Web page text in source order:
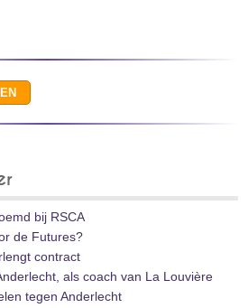
bij RSCA
de Futures?
contract
als coach van La Louvière
tegen Anderlecht